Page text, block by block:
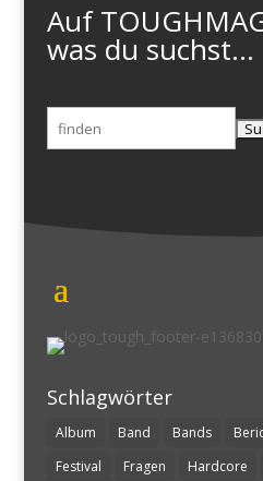
Auf
was du suchst...
Suchen
nach:
Schlagwörter
Album Band Bands
Festival
Fragen Hardcore